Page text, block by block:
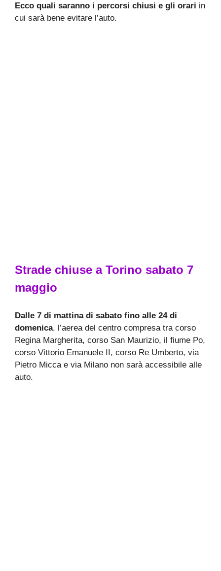
Ecco quali saranno i percorsi chiusi e gli orari in
cui sarà bene evitare l’auto.
Strade chiuse a Torino sabato 7
maggio
Dalle 7 di mattina di sabato fino alle 24 di
domenica, l’aerea del centro compresa tra corso
Regina Margherita, corso San Maurizio, il fiume Po,
corso Vittorio Emanuele II, corso Re Umberto, via
Pietro Micca e via Milano non sarà accessibile alle
auto.